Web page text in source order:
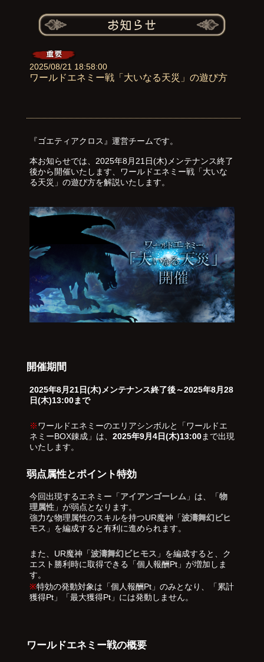
2025/08/21 18:58:00
ワールドエネミー戦「大いなる天災」の遊び方
『ゴエティアクロス』運営チームです。
本お知らせでは、2025年8月21日(木)メンテナンス終了
後から開催いたします、ワールドエネミー戦「大いな
る天災」の遊び方を解説いたします。
開催期間
2025年8月21日(木)メンテナンス終了後～2025年8月28
日(木)13:00まで
※ワールドエネミーのエリアシンボルと「ワールドエ
ネミーBOX錬成」は、 2025年9月4日(木)13:00まで出現
いたします。
弱点属性とポイント特効
今回出現するエネミー「アイアンゴーレム 」は、「物
理属性」が弱点となります。
強力な物理属性のスキルを持つUR魔神「波濤舞幻ビヒ
モス 」を編成すると有利に進められます。
また、UR魔神「波濤舞幻ビヒモス 」を編成すると、ク
エスト勝利時に取得できる「個人報酬Pt」が増加しま
す。
※特効の発動対象は「個人報酬Pt」のみとなり、「累計
獲得Pt」「最大獲得Pt」には発動しません。
ワールドエネミー戦の概要